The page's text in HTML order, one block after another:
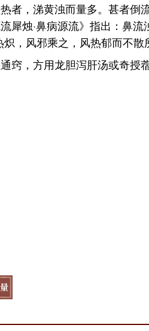
者，涕黄浊而量多。甚者倒
烛·鼻病源流》指出：鼻
，风邪乘之，风热郁而不散
窍，方用龙胆泻肝汤或奇授